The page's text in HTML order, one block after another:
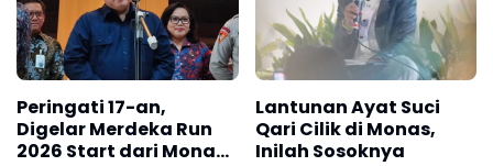
Peringati 17-an,
Digelar Merdeka Run
2026 Start dari Monas
Lantunan Ayat Suci
Qari Cilik di Monas,
Inilah Sosoknya